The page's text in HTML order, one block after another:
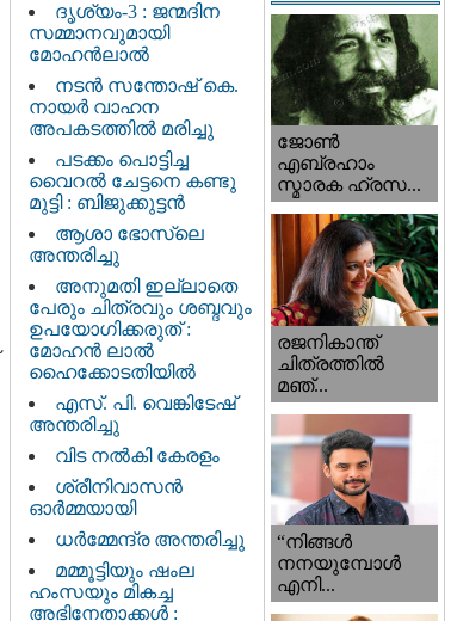
ദൃശ്യം-3 : ജന്മദിന
സമ്മാനവുമായി
മോഹൻലാൽ
നടന്‍ സന്തോഷ് കെ.
നായര്‍ വാഹന
അപകടത്തില്‍ മരിച്ചു
പടക്കം പൊട്ടിച്ച
വൈറൽ ചേട്ടനെ കണ്ടു
മുട്ടി : ബിജുക്കുട്ടൻ
ആശാ ഭോസ്‌ലെ
അന്തരിച്ചു
അനുമതി ഇല്ലാതെ
പേരും ചിത്രവും ശബ്ദവും
ഉപയോഗിക്കരുത് :
മോഹന്‍ ലാല്‍
ഹൈക്കോടതിയിൽ
എസ്. പി. വെങ്കിടേഷ്
അന്തരിച്ചു
വിട നല്‍കി കേരളം
ശ്രീനിവാസന്‍
ഓര്‍മ്മയായി
ധര്‍മ്മേന്ദ്ര അന്തരിച്ചു
മമ്മൂട്ടിയും ഷംല
ഹംസയും മികച്ച
അഭിനേതാക്കൾ :
ജോണ്‍
എബ്രഹാം
സ്മാരക ഹ്രസ...
രജനികാന്ത്
ചിത്രത്തിൽ
മഞ്...
“നിങ്ങള്‍
നനയുമ്പോള്‍
എനി...